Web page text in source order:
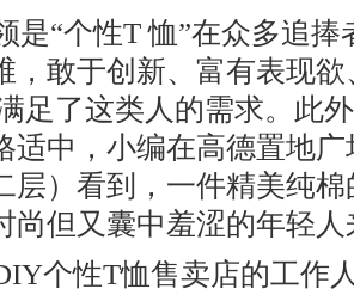
是“个性T 恤”在众多追捧
，敢于创新、富有表现
足了这类人的需求。此
适中，小编在高德置地
层）看到，一件精美纯棉
尚但又囊中羞涩的年轻
个性T恤售卖店的工作